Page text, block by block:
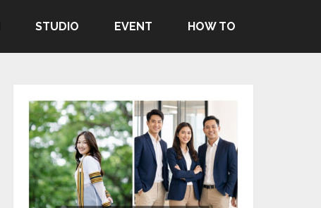
STUDIO EVENT HOW TO